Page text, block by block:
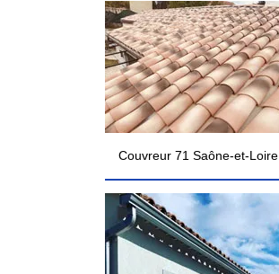
Couvreur 71 Saône-et-Loire